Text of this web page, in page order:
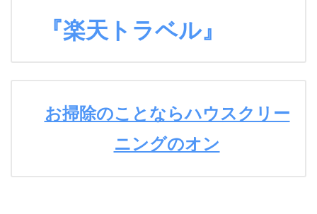
『楽天トラベル』
お掃除のことならハウスクリー
ニングのオン